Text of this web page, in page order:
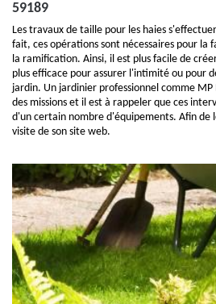
59189
Les travaux de taille pour les haies
fait, ces opérations sont nécessaires pour la
la ramification. Ainsi, il est plus facile de
plus efficace pour assurer l'intimité ou pour
jardin. Un jardinier professionnel comme
des missions et il est à rappeler que ces
d'un certain nombre d'équipements. Afin de
visite de son site web.